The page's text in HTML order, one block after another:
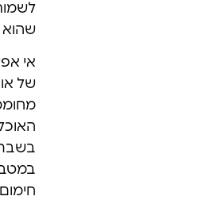
שהוא
אי
של